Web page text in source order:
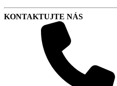
KONTAKTUJTE NÁS